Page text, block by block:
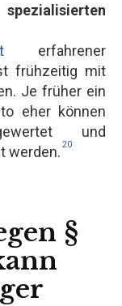
erfahrener
frühzeitig mit
Je früher ein
eher können
und
werden. 20
§